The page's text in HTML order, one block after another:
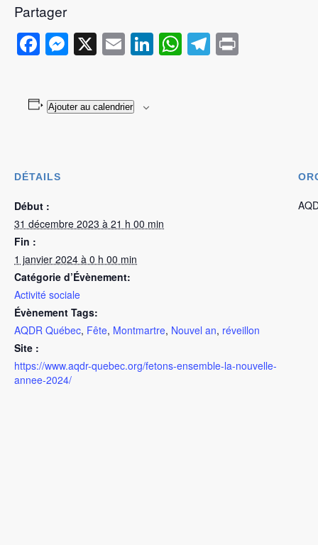
Partager
Facebook
Messenger
X EmailLinkedIn
WhatsApp
Telegram
Ajouter au calendrier
DÉTAILS
Début :
31 décembre 2023 à 21 h 00 min
Fin :
1 janvier 2024 à 0 h 00 min
Catégorie d’Évènement:
Activité sociale
Évènement Tags:
AQDR Québec, Fête, Montmartre, Nouvel an, réveillon
Site :
https://www.aqdr-quebec.org/fetons-ensemble-la-nouvelle-
annee-2024/